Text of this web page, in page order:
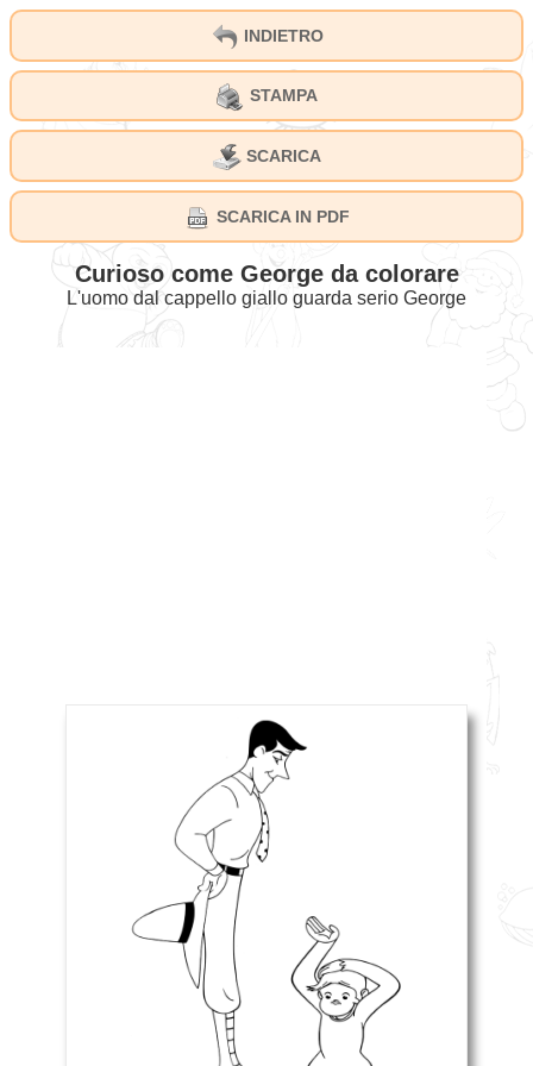
INDIETRO
STAMPA
SCARICA
SCARICA IN PDF
Curioso come George da colorare
L'uomo dal cappello giallo guarda serio George